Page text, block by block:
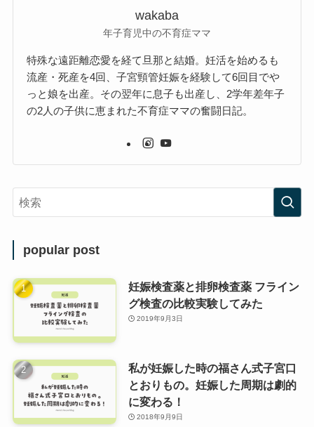
wakaba
年子育児中の不育症ママ
特殊な遠距離恋愛を経て旦那と結婚。妊活を始めるも
流産・死産を4回、子宮頸管妊娠を経験して6回目でや
っと娘を出産。その翌年に息子も出産し、2学年差年子
の2人の子供に恵まれた不育症ママの奮闘日記。
popular post
妊娠検査薬と排卵検査薬 フライン
グ検査の比較実験してみた
2019年9月3日
私が妊娠した時の福さん式子宮口
とおりもの。妊娠した周期は劇的
に変わる！
2018年9月9日